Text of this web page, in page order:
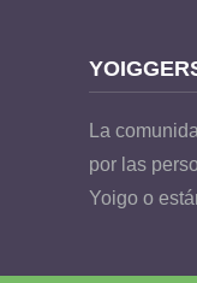
La
por las
Yoigo o